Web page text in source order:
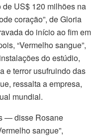
US$ 120 milhões na
coração”, de Gloria
do início ao fim em
“Vermelho sangue”,
do estúdio,
e terror usufruindo das
ressalta a empresa,
mundial.
— disse Rosane
sangue”,